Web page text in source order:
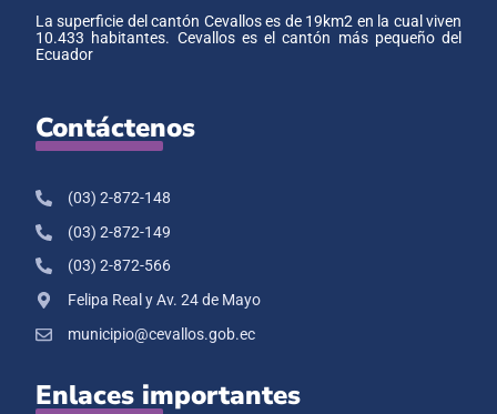
La superficie del cantón Cevallos es de 19km2 en la cual viven
10.433 habitantes. Cevallos es el cantón más pequeño del
Ecuador
Contáctenos
(03) 2-872-148
(03) 2-872-149
(03) 2-872-566
Felipa Real y Av. 24 de Mayo
municipio@cevallos.gob.ec
Enlaces importantes